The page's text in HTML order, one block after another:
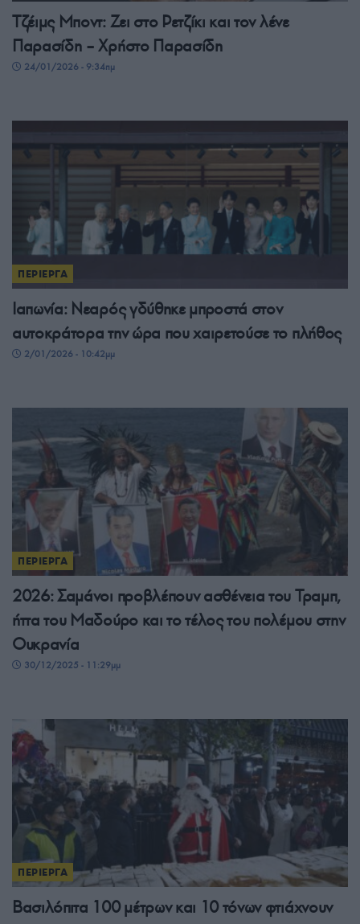
Τζέιμς Μποντ: Ζει στο Ρετζίκι και τον λένε
Παρασίδη – Χρήστο Παρασίδη
24/01/2026 - 9:34πμ
ΠΕΡΙΕΡΓΑ
Ιαπωνία: Νεαρός γδύθηκε μπροστά στον
αυτοκράτορα την ώρα που χαιρετούσε το πλήθος
2/01/2026 - 10:42μμ
ΠΕΡΙΕΡΓΑ
2026: Σαμάνοι προβλέπουν ασθένεια του Τραμπ,
ήττα του Μαδούρο και το τέλος του πολέμου στην
Ουκρανία
30/12/2025 - 11:29μμ
ΠΕΡΙΕΡΓΑ
Βασιλόπιτα 100 μέτρων και 10 τόνων φτιάχνουν